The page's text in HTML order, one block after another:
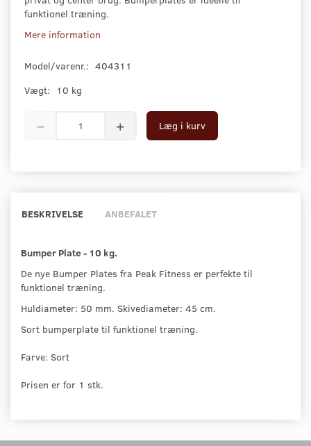
funktionel træning.
Mere information
Model/varenr.: 404311
Vægt:
10 kg
Læg i kurv
BESKRIVELSE ANBEFALET
Bumper Plate - 10 kg.
De nye Bumper Plates fra Peak Fitness er perfekte til
funktionel træning.
Huldiameter: 50 mm. Skivediameter: 45 cm.
Sort bumperplate til funktionel træning.
Farve: Sort
Prisen er for 1 stk.